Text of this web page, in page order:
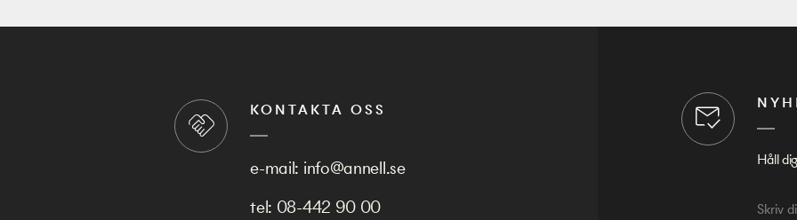
KONTAKTA OSS
e-mail: info@annell.se
tel: 08-442 90 00
Håll